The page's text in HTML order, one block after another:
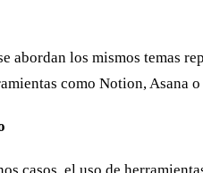
abordan los mismos
como Notion, Asana
casos, el uso de